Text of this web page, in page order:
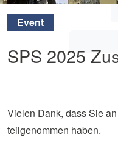
Event
SPS 2025
Vielen Dank, dass Sie
teilgenommen haben.